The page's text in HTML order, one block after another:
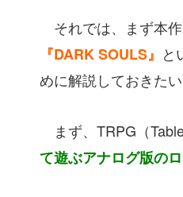
それでは、まず本作
『DARK SOULS』 と
めに解説しておきたい
まず、TRPG（
て遊ぶアナログ版の